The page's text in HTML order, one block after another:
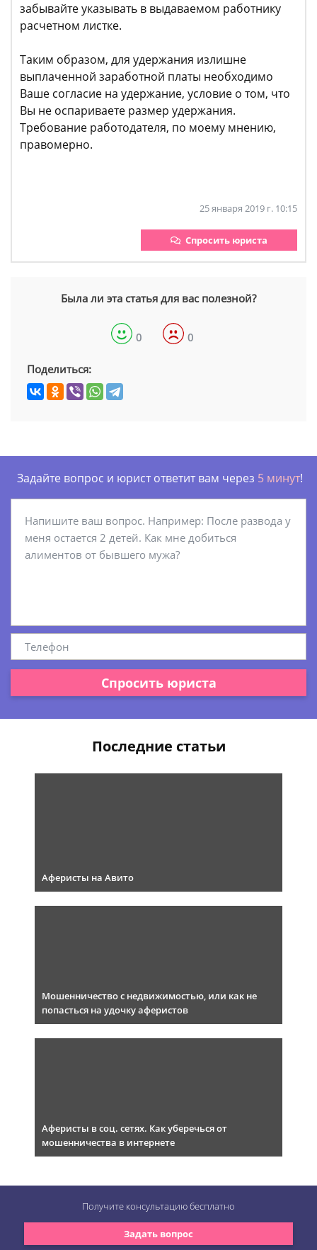
забывайте указывать в выдаваемом работнику
расчетном листке.
Таким образом, для удержания излишне
выплаченной заработной платы необходимо
Ваше согласие на удержание, условие о том, что
Вы не оспариваете размер удержания.
Требование работодателя, по моему мнению,
правомерно.
25 января 2019 г. 10:15
Спросить юриста
Была ли эта статья для вас полезной?
0 0
Поделиться:
Задайте вопрос и юрист ответит вам через 5 минут!
Спросить юриста
Последние статьи
Аферисты на Авито
Мошенничество с недвижимостью, или как не
попасться на удочку аферистов
Аферисты в соц. сетях. Как уберечься от
мошенничества в интернете
Задать вопрос
Получите консультациюбесплатно